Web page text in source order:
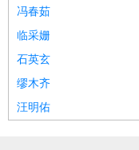
冯春茹
临采姗
石英玄
缪木齐
汪明佑